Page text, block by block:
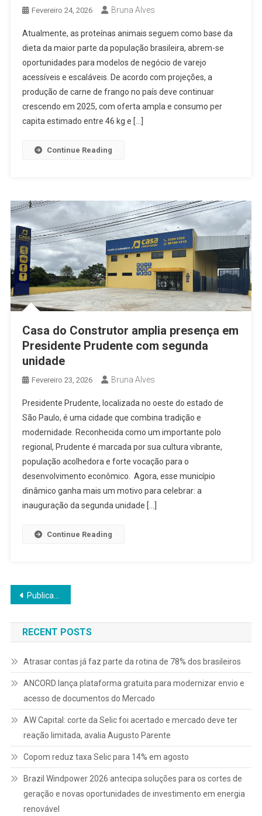
Fevereiro 24, 2026 Bruna Alves
Atualmente, as proteínas animais seguem como base da
dieta da maior parte da população brasileira, abrem-se
oportunidades para modelos de negócio de varejo
acessíveis e escaláveis. De acordo com projeções, a
produção de carne de frango no país deve continuar
crescendo em 2025, com oferta ampla e consumo per
capita estimado entre 46 kg e […]
Continue Reading
Casa do Construtor amplia presença em
Presidente Prudente com segunda
unidade
Fevereiro 23, 2026 Bruna Alves
Presidente Prudente, localizada no oeste do estado de
São Paulo, é uma cidade que combina tradição e
modernidade. Reconhecida como um importante polo
regional, Prudente é marcada por sua cultura vibrante,
população acolhedora e forte vocação para o
desenvolvimento econômico. Agora, esse município
dinâmico ganha mais um motivo para celebrar: a
inauguração da segunda unidade […]
Continue Reading
Navegação
por
posts
Publicações mais antigas
RECENT POSTS
Atrasar contas já faz parte da rotina de 78% dos brasileiros
ANCORD lança plataforma gratuita para modernizar envio e
acesso de documentos do Mercado
AW Capital: corte da Selic foi acertado e mercado deve ter
reação limitada, avalia Augusto Parente
Copom reduz taxa Selic para 14% em agosto
Brazil Windpower 2026 antecipa soluções para os cortes de
geração e novas oportunidades de investimento em energia
renovável